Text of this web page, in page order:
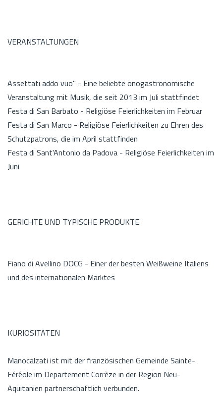
VERANSTALTUNGEN
Assettati addo vuo" - Eine beliebte önogastronomische
Veranstaltung mit Musik, die seit 2013 im Juli stattfindet
Festa di San Barbato - Religiöse Feierlichkeiten im Februar
Festa di San Marco - Religiöse Feierlichkeiten zu Ehren des
Schutzpatrons, die im April stattfinden
Festa di Sant'Antonio da Padova - Religiöse Feierlichkeiten im
Juni
GERICHTE UND TYPISCHE PRODUKTE
Fiano di Avellino DOCG - Einer der besten Weißweine Italiens
und des internationalen Marktes
KURIOSITÄTEN
Manocalzati ist mit der französischen Gemeinde Sainte-
Féréole im Departement Corrèze in der Region Neu-
Aquitanien partnerschaftlich verbunden.